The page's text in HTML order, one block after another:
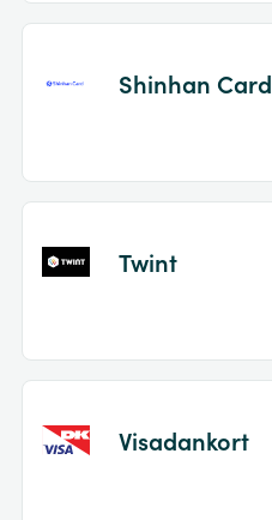
Shinhan Card
Twint
Visadankort